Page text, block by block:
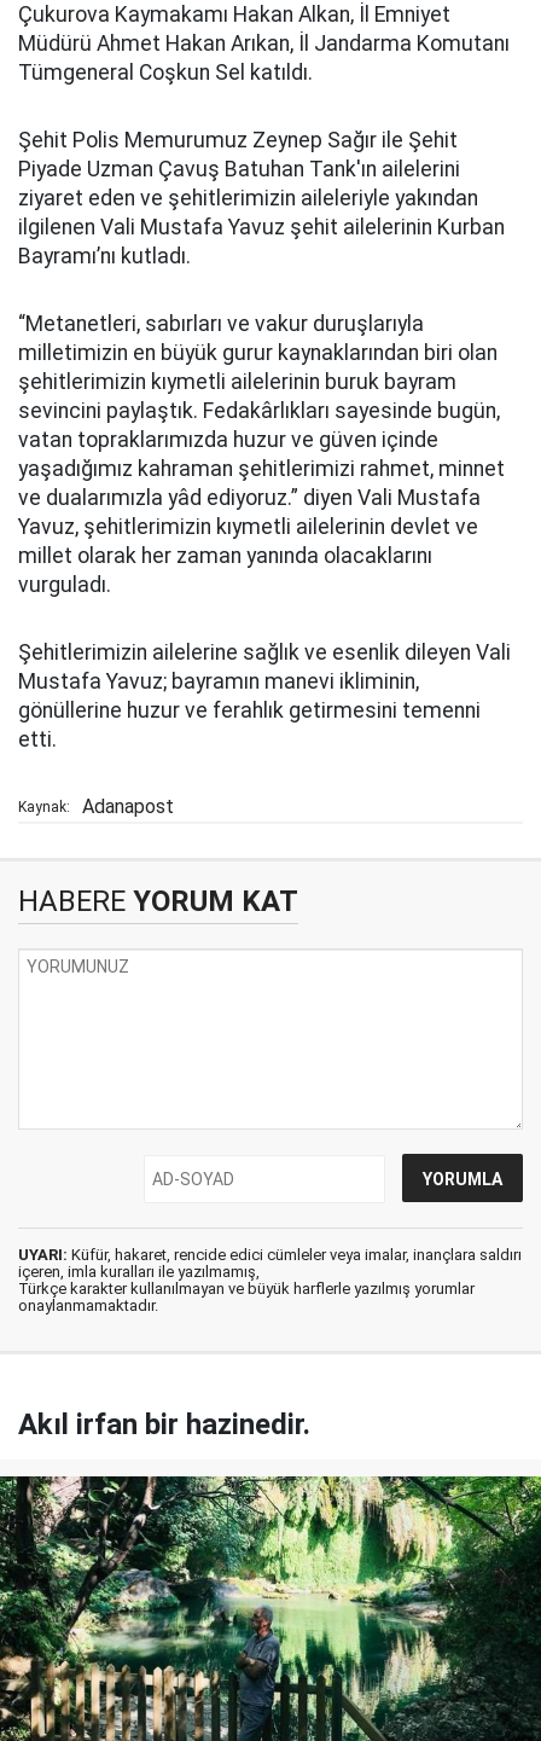
Çukurova Kaymakamı Hakan Alkan, İl Emniyet
Müdürü Ahmet Hakan Arıkan, İl Jandarma Komutanı
Tümgeneral Coşkun Sel katıldı.
Şehit Polis Memurumuz Zeynep Sağır ile Şehit
Piyade Uzman Çavuş Batuhan Tank'ın ailelerini
ziyaret eden ve şehitlerimizin aileleriyle yakından
ilgilenen Vali Mustafa Yavuz şehit ailelerinin Kurban
Bayramı’nı kutladı.
“Metanetleri, sabırları ve vakur duruşlarıyla
milletimizin en büyük gurur kaynaklarından biri olan
şehitlerimizin kıymetli ailelerinin buruk bayram
sevincini paylaştık. Fedakârlıkları sayesinde bugün,
vatan topraklarımızda huzur ve güven içinde
yaşadığımız kahraman şehitlerimizi rahmet, minnet
ve dualarımızla yâd ediyoruz.” diyen Vali Mustafa
Yavuz, şehitlerimizin kıymetli ailelerinin devlet ve
millet olarak her zaman yanında olacaklarını
vurguladı.
Şehitlerimizin ailelerine sağlık ve esenlik dileyen Vali
Mustafa Yavuz; bayramın manevi ikliminin,
gönüllerine huzur ve ferahlık getirmesini temenni
etti.
Kaynak: Adanapost
HABERE YORUM KAT
UYARI: Küfür, hakaret, rencide edici cümleler veya imalar, inançlara saldırı
içeren, imla kuralları ile yazılmamış,
Türkçe karakter kullanılmayan ve büyük harflerle yazılmış yorumlar
onaylanmamaktadır.
Akıl irfan bir hazinedir.